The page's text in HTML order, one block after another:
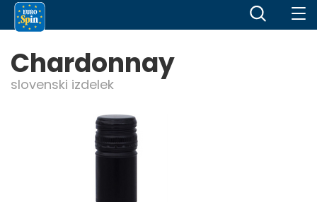
Chardonnay
slovenski izdelek